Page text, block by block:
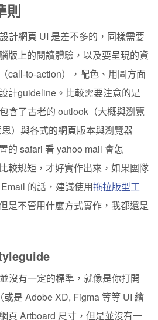
則
計網頁 UI 是差不多的，同樣需要
版上的閱讀體驗，以及要呈現的資
call-to-action），配色、用圖方面
計guideline。比較需要注意的是
含了古老的 outlook（大概與瀏覽
）與各式的網頁版本與瀏覽器
的 safari 看 yahoo mail 會怎
規矩，才好實作出來，如果團隊
的話，建議使用拖拉版型工
是不管用什麼方式實作，我都還是
沒有一定的標準，就像是你打開
是 Adobe XD, Figma 等等 UI 繪
頁 Artboard 尺寸，但是並沒有一